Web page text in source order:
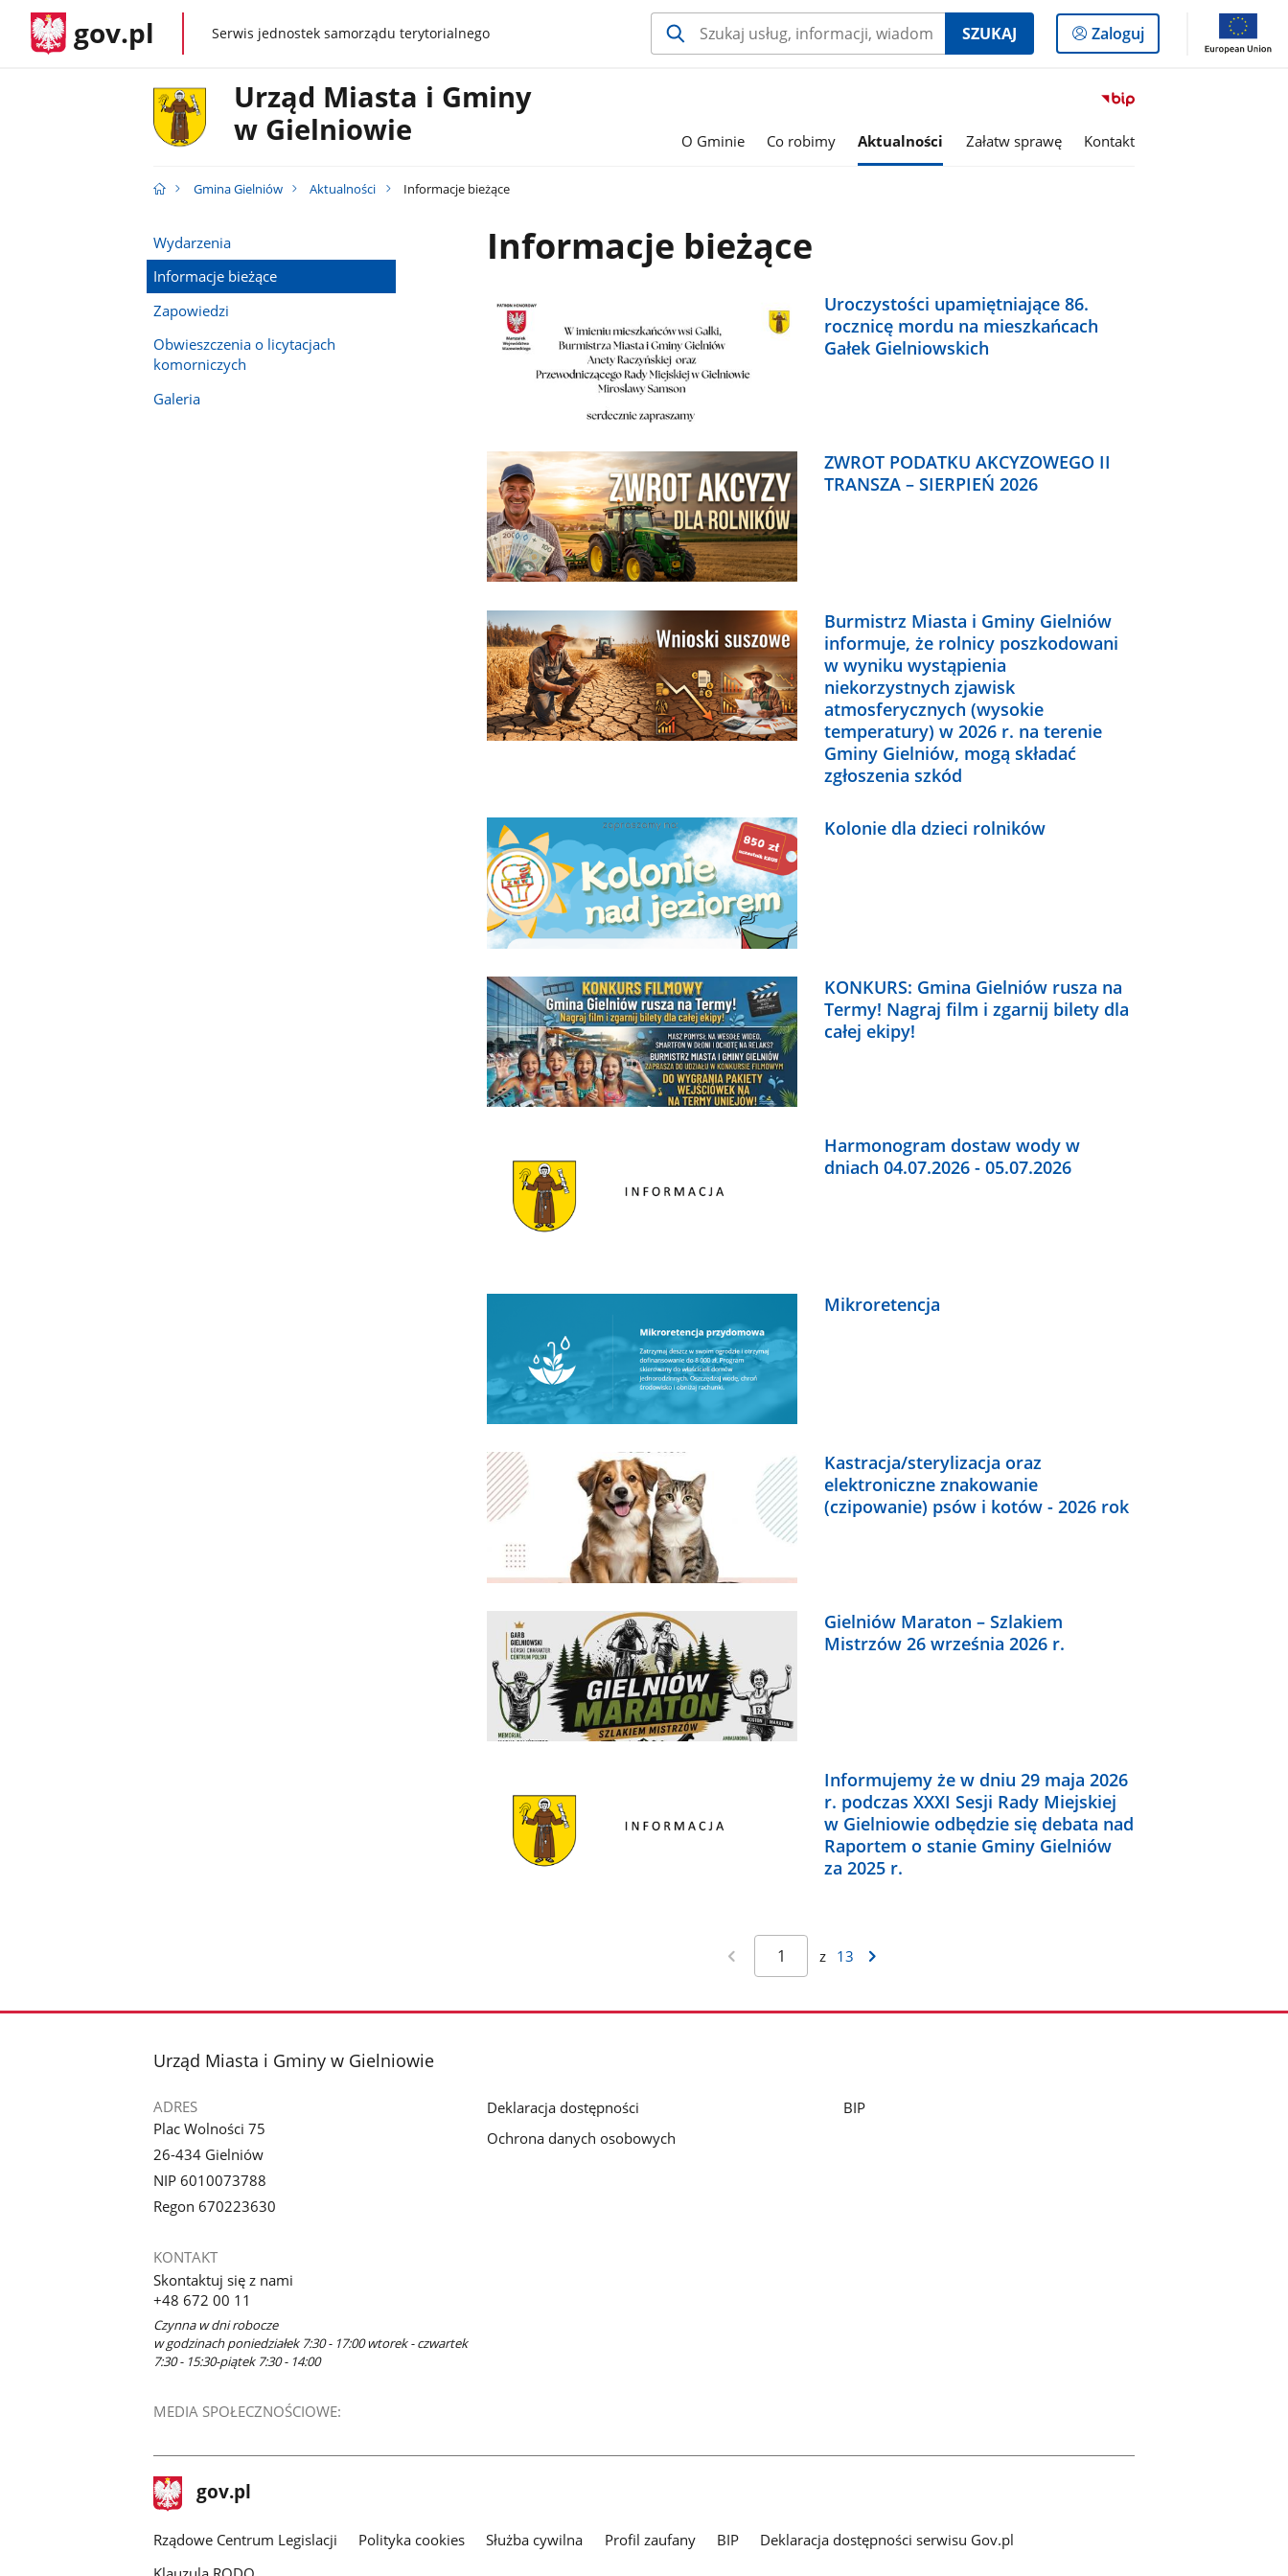
gov.pl gov.plSerwis jednostek samorządu terytorialnego SZUKAJ
Logowanie
do
Zaloguj
Przejdź
serwisu
Urząd Miasta i Gminy
w Gielniowie
O Gminie Co robimy Aktualności Załatw sprawę Kontakt
Gmina Gielniów Aktualności Informacje bieżące
Wydarzenia
Informacje bieżące
Zapowiedzi
Obwieszczenia o licytacjach
komorniczych
Galeria
Informacje bieżące
Uroczystości upamiętniające 86.
rocznicę mordu na mieszkańcach
Gałek Gielniowskich
ZWROT PODATKU AKCYZOWEGO II
TRANSZA – SIERPIEŃ 2026
Burmistrz Miasta i Gminy Gielniów
informuje, że rolnicy poszkodowani
w wyniku wystąpienia
niekorzystnych zjawisk
atmosferycznych (wysokie
temperatury) w 2026 r. na terenie
Gminy Gielniów, mogą składać
zgłoszenia szkód
Kolonie dla dzieci rolników
KONKURS: Gmina Gielniów rusza na
Termy! Nagraj film i zgarnij bilety dla
całej ekipy!
Harmonogram dostaw wody w
dniach 04.07.2026 - 05.07.2026
Mikroretencja
Kastracja/sterylizacja oraz
elektroniczne znakowanie
(czipowanie) psów i kotów - 2026 rok
Gielniów Maraton – Szlakiem
Mistrzów 26 września 2026 r.
Informujemy że w dniu 29 maja 2026
r. podczas XXXI Sesji Rady Miejskiej
w Gielniowie odbędzie się debata nad
Raportem o stanie Gminy Gielniów
za 2025 r.
z 13
stopka
Urząd Miasta i Gminy w Gielniowie
ADRES
Plac Wolności 75
26-434 Gielniów
NIP 6010073788
Regon 670223630
KONTAKT
Skontaktuj się z nami
+48 672 00 11
Czynna w dni robocze
w godzinach poniedziałek 7:30 - 17:00 wtorek - czwartek
7:30 - 15:30-piątek 7:30 - 14:00
MEDIA SPOŁECZNOŚCIOWE:
Deklaracja dostępności
Ochrona danych osobowych
BIP
stopka
gov.pl Strona
gov.pl
Rządowe Centrum Legislacji Polityka cookies Służba cywilna Profil zaufany BIP
Deklaracja dostępności serwisu Gov.pl